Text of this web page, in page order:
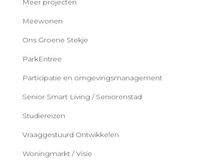
Meer projecten
Meewonen
Ons Groene Stekje
ParkEntree
Participatie en omgevingsmanagement
Senior Smart Living / Seniorenstad
Studiereizen
Vraaggestuurd Ontwikkelen
Woningmarkt / Visie